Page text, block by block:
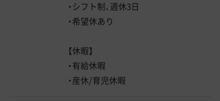
・シフト制、週休3日
・希望休あり
【休暇】
・有給休暇
・産休/育児休暇